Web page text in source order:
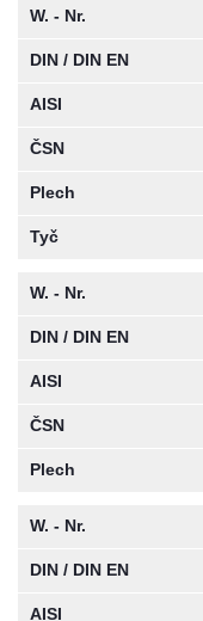
W. - Nr.
DIN / DIN EN
AISI
ČSN
Plech
Tyč
W. - Nr.
DIN / DIN EN
AISI
ČSN
Plech
W. - Nr.
DIN / DIN EN
AISI